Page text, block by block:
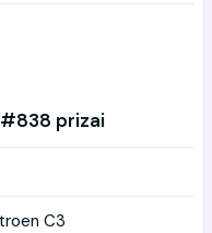
prizai
C3